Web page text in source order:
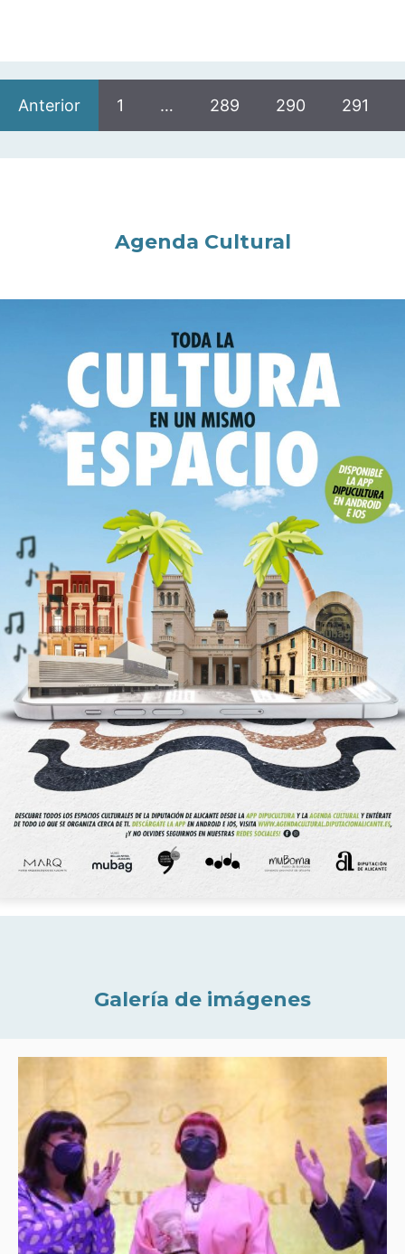
Anterior 1 … 289 290 291
Agenda Cultural
Galería de imágenes